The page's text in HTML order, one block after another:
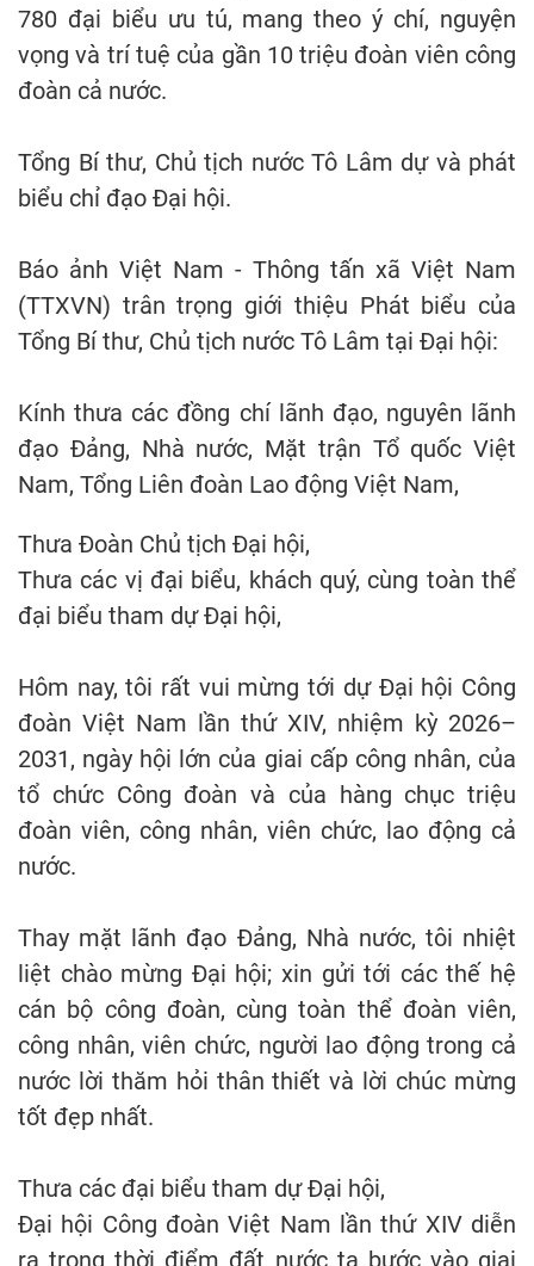
780 đại biểu ưu tú, mang theo ý chí, nguyện
vọng và trí tuệ của gần 10 triệu đoàn viên công
đoàn cả nước.
Tổng Bí thư, Chủ tịch nước Tô Lâm dự và phát
biểu chỉ đạo Đại hội.
Báo ảnh Việt Nam - Thông tấn xã Việt Nam
(TTXVN) trân trọng giới thiệu Phát biểu của
Tổng Bí thư, Chủ tịch nước Tô Lâm tại Đại hội:
Kính thưa các đồng chí lãnh đạo, nguyên lãnh
đạo Đảng, Nhà nước, Mặt trận Tổ quốc Việt
Nam, Tổng Liên đoàn Lao động Việt Nam,
Thưa Đoàn Chủ tịch Đại hội,
Thưa các vị đại biểu, khách quý, cùng toàn thể
đại biểu tham dự Đại hội,
Hôm nay, tôi rất vui mừng tới dự Đại hội Công
đoàn Việt Nam lần thứ XIV, nhiệm kỳ 2026–
2031, ngày hội lớn của giai cấp công nhân, của
tổ chức Công đoàn và của hàng chục triệu
đoàn viên, công nhân, viên chức, lao động cả
nước.
Thay mặt lãnh đạo Đảng, Nhà nước, tôi nhiệt
liệt chào mừng Đại hội; xin gửi tới các thế hệ
cán bộ công đoàn, cùng toàn thể đoàn viên,
công nhân, viên chức, người lao động trong cả
nước lời thăm hỏi thân thiết và lời chúc mừng
tốt đẹp nhất.
Thưa các đại biểu tham dự Đại hội,
Đại hội Công đoàn Việt Nam lần thứ XIV diễn